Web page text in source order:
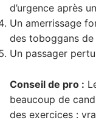
d’urgence après
Un amerrissage
des toboggans de
Un passager
Conseil de pro :
beaucoup de
des exercices :